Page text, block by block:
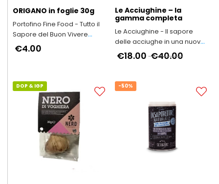
ORIGANO in foglie 30g
Portofino Fine Food - Tutto il
Sapore del Buon Vivere
Italiano
€4.00
Le Acciughine – la
gamma completa
Le Acciughine - Il sapore
delle acciughe in una nuova
forma
€40.00
€18.00
DOP & IGP -50%